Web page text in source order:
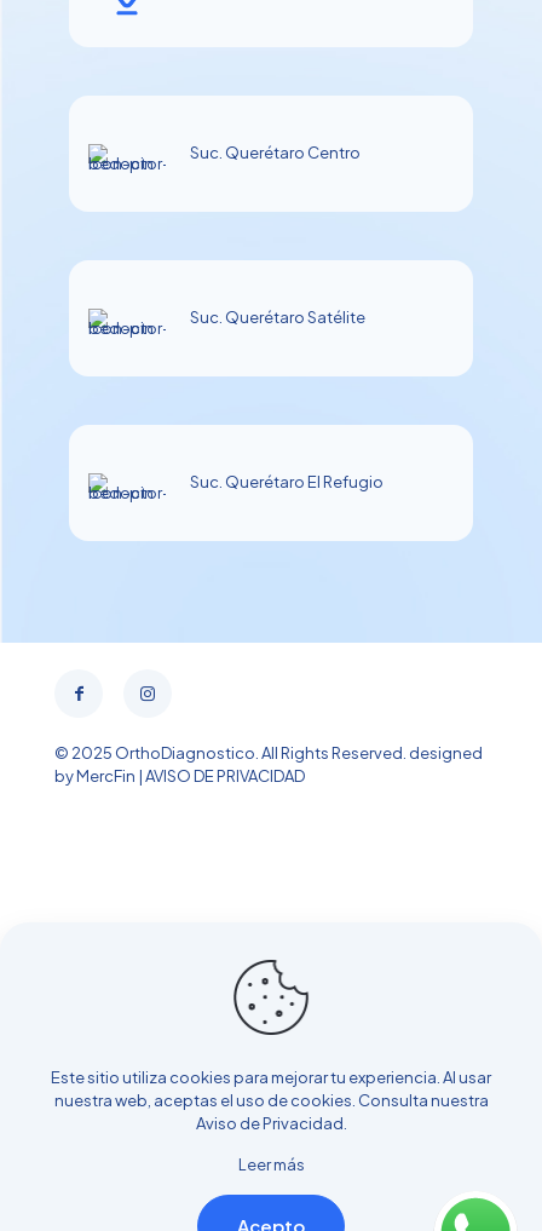
Suc. Querétaro Centro
Suc. Querétaro Satélite
Suc. Querétaro El Refugio
© 2025 OrthoDiagnostico. All Rights Reserved. designed
by MercFin |AVISO DE PRIVACIDAD
Este sitio utiliza cookies para mejorar tu experiencia. Al usar
nuestra web, aceptas el uso de cookies. Consulta nuestra
Aviso de Privacidad
Leer más
Acepto